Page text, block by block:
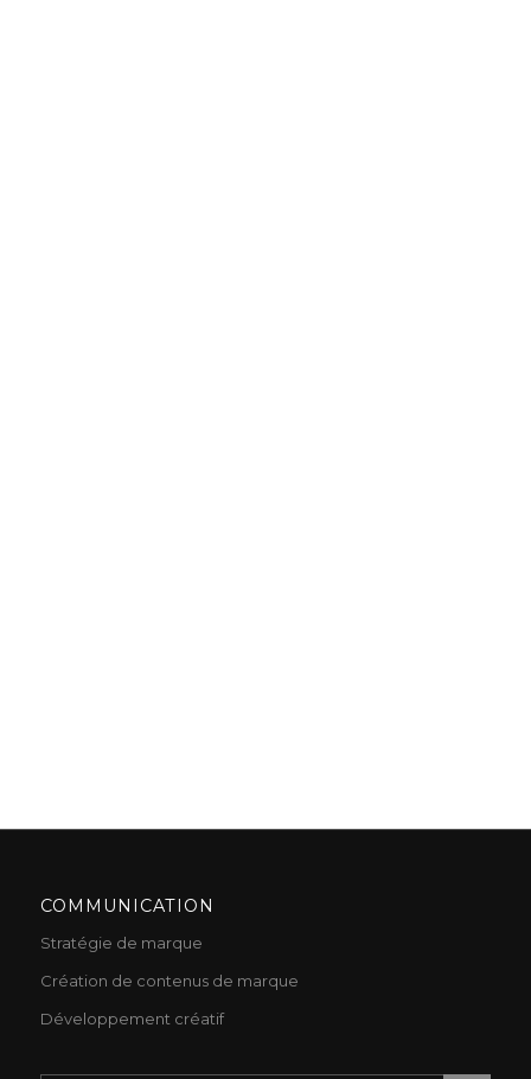
COMMUNICATION
Stratégie de marque
Création de contenus de marque
Développement créatif